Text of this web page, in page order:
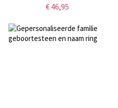
€ 46,95